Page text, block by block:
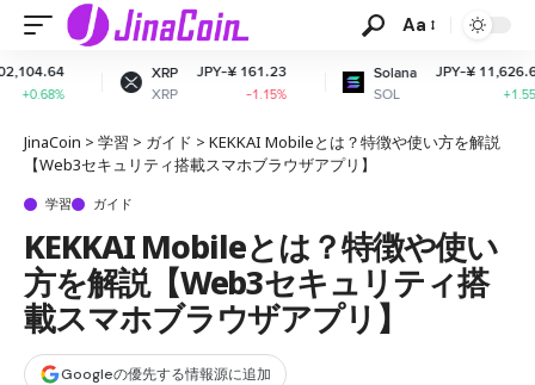
Aa
JPY-¥ 161.23
-1.15%
Solana
JPY-¥ 11,626.62
JinaCoin > 学習 > ガイド > KEKKAI Mobileとは？特徴や使い方を解説
【Web3セキュリティ搭載スマホブラウザアプリ】
学習 ガイド
KEKKAI Mobileとは？特徴や使い
方を解説【Web3セキュリティ搭
載スマホブラウザアプリ】
Googleの優先する情報源に追加